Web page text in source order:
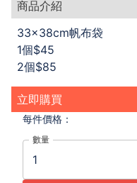
商品介紹
33x38cm帆布袋
1個$45
2個$85
立即購買
每件價格：
數量